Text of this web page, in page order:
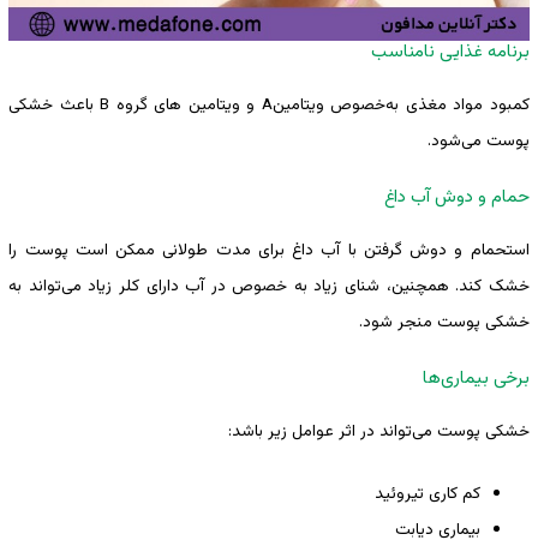
برنامه غذایی نامناسب
کمبود مواد مغذی به‌خصوص ویتامینA و ویتامین های گروه B باعث خشکی
پوست می‌شود.
حمام و دوش آب داغ
استحمام و دوش گرفتن با آب داغ برای مدت طولانی ممکن است پوست را
خشک کند. همچنین، شنای زیاد به ‌خصوص در آب دارای کلر زیاد می‌تواند به
خشکی پوست منجر شود.
برخی بیماری‌ها
خشکی پوست می‌تواند در اثر عوامل زیر باشد:
کم کاری تیروئید
بیماری دیابت